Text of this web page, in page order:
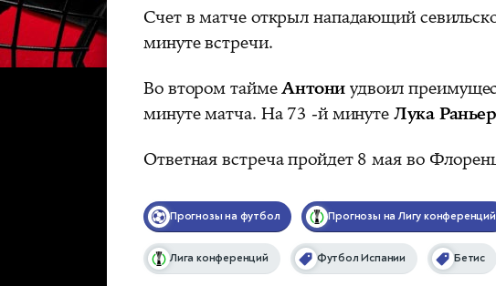
Счет в матче открыл нападающий
минуте встречи.
Во втором таймеАнтониудвоил
минуте матча. На 73 -й минутеЛука
Ответная встреча пройдет 8 мая во
Прогнозы на футбол Прогнозы на Лигу конференций
Лига конференций Футбол Испании Бетис